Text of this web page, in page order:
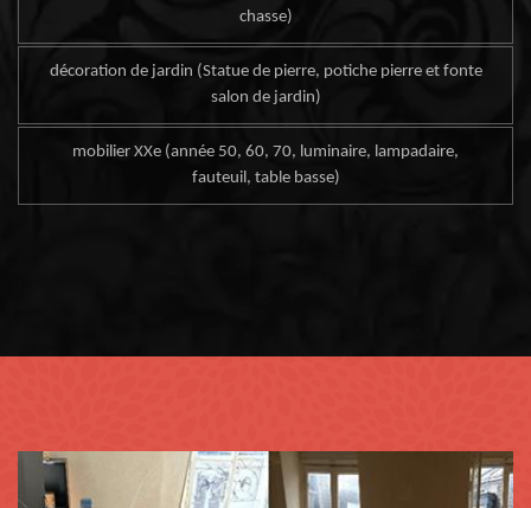
chasse)
décoration de jardin (Statue de pierre, potiche pierre et fonte
salon de jardin)
mobilier XXe (année 50, 60, 70, luminaire, lampadaire,
fauteuil, table basse)